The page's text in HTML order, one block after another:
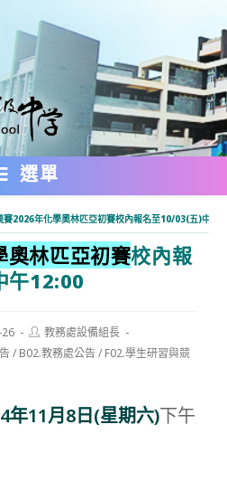
選單
賽2026年化學奧林匹亞初賽校內報名至10/03(五)中午
奧林匹亞初賽校內報
午12:00
Post
author:
教務處設備組長
/ B02.教務處公告/ F02.學生研習與競
年11月8日(星期六)下午